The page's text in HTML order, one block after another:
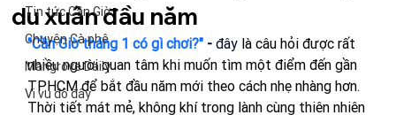
Tin tức Cần Giờ
Chuyện Cà phê
Mangrove Daily
Vi vu đó đây
du xuân đầu năm
"Cần Giờ tháng 1 có gì chơi?" - đây là câu hỏi được rất
nhiều người quan tâm khi muốn tìm một điểm đến gần
TP.HCM để bắt đầu năm mới theo cách nhẹ nhàng hơn.
Thời tiết mát mẻ, không khí trong lành cùng thiên nhiên